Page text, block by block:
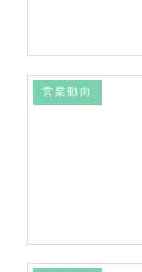
営業動向